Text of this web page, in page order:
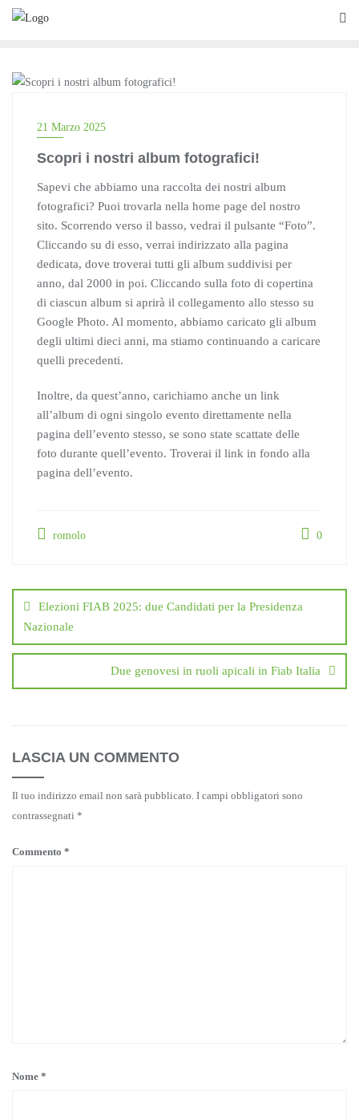
Skip
21 Marzo 2025
Scopri i nostri album fotografici!
Sapevi che abbiamo una raccolta dei nostri album
fotografici? Puoi trovarla nella home page del nostro
sito. Scorrendo verso il basso, vedrai il pulsante “Foto”.
Cliccando su di esso, verrai indirizzato alla pagina
dedicata, dove troverai tutti gli album suddivisi per
anno, dal 2000 in poi. Cliccando sulla foto di copertina
di ciascun album si aprirà il collegamento allo stesso su
Google Photo. Al momento, abbiamo caricato gli album
degli ultimi dieci anni, ma stiamo continuando a caricare
quelli precedenti.
Inoltre, da quest’anno, carichiamo anche un link
all’album di ogni singolo evento direttamente nella
pagina dell’evento stesso, se sono state scattate delle
foto durante quell’evento. Troverai il link in fondo alla
pagina dell’evento.
romolo 0
articoli
Elezioni FIAB 2025: due Candidati per la Presidenza
Nazionale
Due genovesi in ruoli apicali in Fiab Italia
LASCIA UN COMMENTO
Il tuo indirizzo email non sarà pubblicato. I campi obbligatori sono
contrassegnati *
Commento *
Nome *